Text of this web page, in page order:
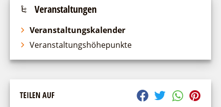
Veranstaltungen
Veranstaltungskalender
Veranstaltungshöhepunkte
TEILEN AUF